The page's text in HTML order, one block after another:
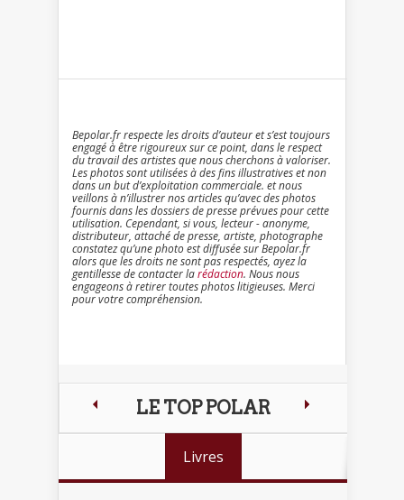
Bepolar.fr respecte les droits d’auteur et s’est toujours
engagé à être rigoureux sur ce point, dans le respect
du travail des artistes que nous cherchons à valoriser.
Les photos sont utilisées à des fins illustratives et non
dans un but d’exploitation commerciale. et nous
veillons à n’illustrer nos articles qu’avec des photos
fournis dans les dossiers de presse prévues pour cette
utilisation. Cependant, si vous, lecteur - anonyme,
distributeur, attaché de presse, artiste, photographe
constatez qu’une photo est diffusée sur Bepolar.fr
alors que les droits ne sont pas respectés, ayez la
gentillesse de contacter larédaction. Nous nous
engageons à retirer toutes photos litigieuses. Merci
pour votre compréhension.
LE TOP POLAR
Livres